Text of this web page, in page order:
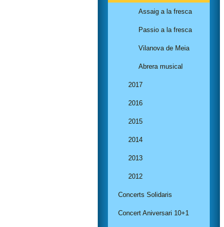
Assaig a la fresca
Passio a la fresca
Vilanova de Meia
Abrera musical
2017
2016
2015
2014
2013
2012
Concerts Solidaris
Concert Aniversari 10+1